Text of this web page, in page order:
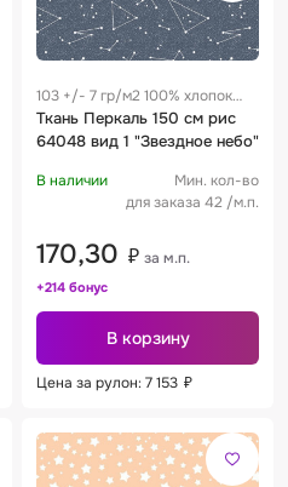
103 +/- 7 гр/м2 100% хлопок
0.25 м
Ткань Перкаль 150 см рис
64048 вид 1 "Звездное небо"
В наличии
Мин. кол-во
для заказа 42 /м.п.
170,30 ₽ за м.п.
+214 бонус
В корзину
Цена за рулон: 7 153 ₽